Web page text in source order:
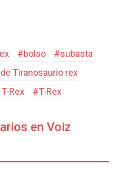
#bolso #subasta
Tiranosaurio rex
Rex #T-Rex
en Voiz